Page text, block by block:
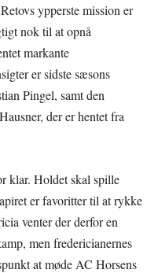
ypperste mission er
nok til at opnå
markante
er sidste sæsons
Pingel, samt den
der er hentet fra
klar. Holdet skal spille
er favoritter til at rykke
venter der derfor en
men fredericianernes
at møde AC Horsens